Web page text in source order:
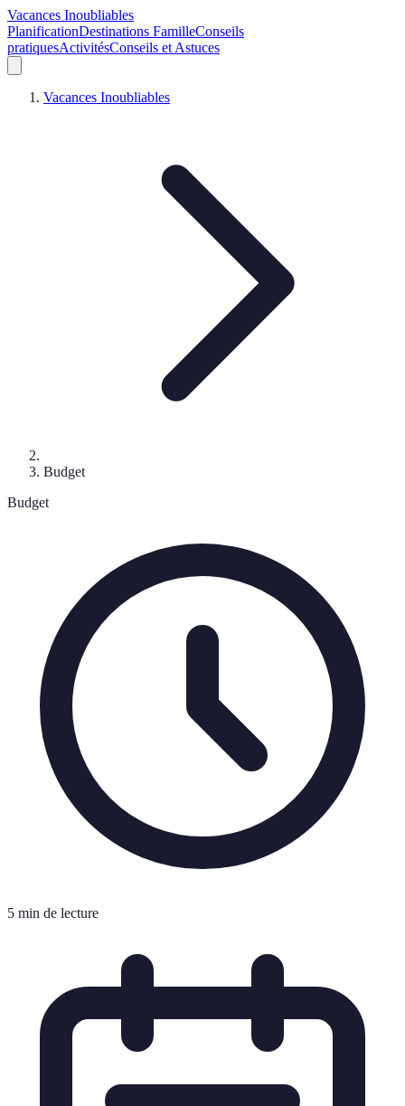
Vacances Inoubliables
PlanificationDestinations FamilleConseils
pratiquesActivitésConseils et Astuces
Vacances Inoubliables
Budget
Budget
5 min de lecture